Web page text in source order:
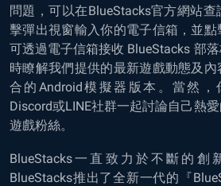
問題，可以在BlueStacks官方網站
擊彈出視窗輸入你的電子信箱，並
可透過電子信箱接收 BlueStacks 部
時瞭解我們提供的最新遊戲動態及
合的Android模擬器版本。當然
Discord或LINE社群一起討論自己熱
遊戲粉絲。
BlueStacks一直致力於不斷的創
BlueStacks推出了全新一代的『